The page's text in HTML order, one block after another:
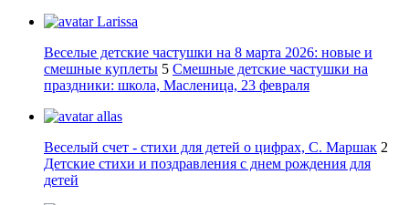
Larissa
Веселые детские частушки на 8 марта 2026: новые и
смешные куплеты 5 Смешные детские частушки на
праздники: школа, Масленица, 23 февраля
allas
Веселый счет - стихи для детей о цифрах, С. Маршак 2
Детские стихи и поздравления с днем рождения для
детей